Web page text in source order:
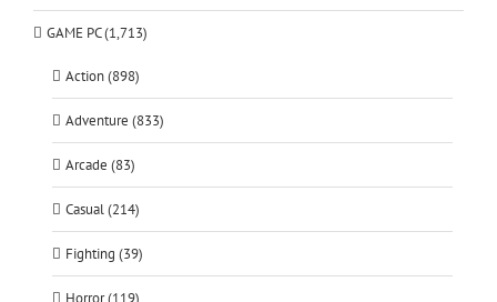
GAME PC (1,713)
Action (898)
Adventure (833)
Arcade (83)
Casual (214)
Fighting (39)